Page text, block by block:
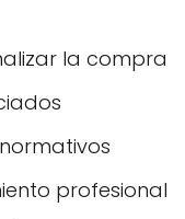
la compra
profesional